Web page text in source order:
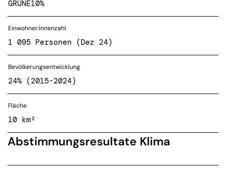
GRÜNE10%
Einwohner:innenzahl
1 095 Personen (Dez 24)
Bevölkerungsentwicklung
24% (2015-2024)
Fläche
10 km²
Abstimmungsresultate Klima